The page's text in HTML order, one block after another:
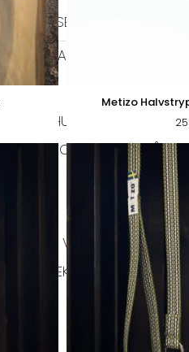
HALSBAND
BAJSPÅSAR &
HUNDFODER
TORRFODER
VINTHUNDSMODELL
HUNDLEKSAKER
Metizo